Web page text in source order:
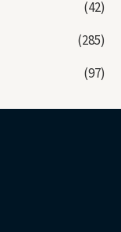
(42)
(285)
(97)